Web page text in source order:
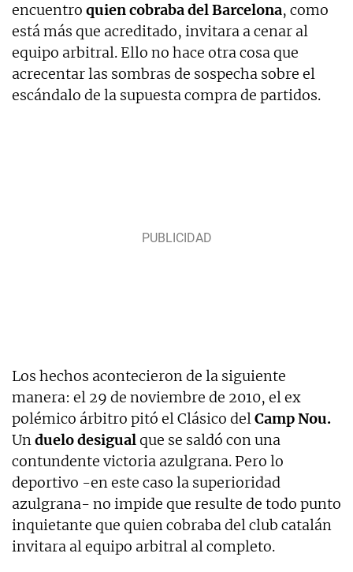
encuentro quien cobraba del Barcelona, como
está más que acreditado, invitara a cenar al
equipo arbitral. Ello no hace otra cosa que
acrecentar las sombras de sospecha sobre el
escándalo de la supuesta compra de partidos.
Los hechos acontecieron de la siguiente
manera: el 29 de noviembre de 2010, el ex
polémico árbitro pitó el Clásico delCamp Nou.
Unduelo desigualque se saldó con una
contundente victoria azulgrana. Pero lo
deportivo -en este caso la superioridad
azulgrana- no impide que resulte de todo punto
inquietante que quien cobraba del club catalán
invitara al equipo arbitral al completo.